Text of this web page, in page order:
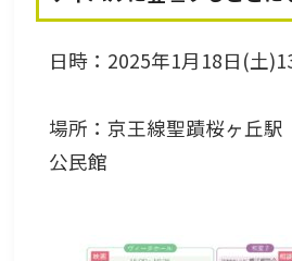
日時：2025年1月18日(土
場所：京王線聖蹟桜ヶ丘
公民館